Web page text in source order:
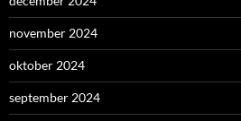
november 2024
oktober 2024
september 2024